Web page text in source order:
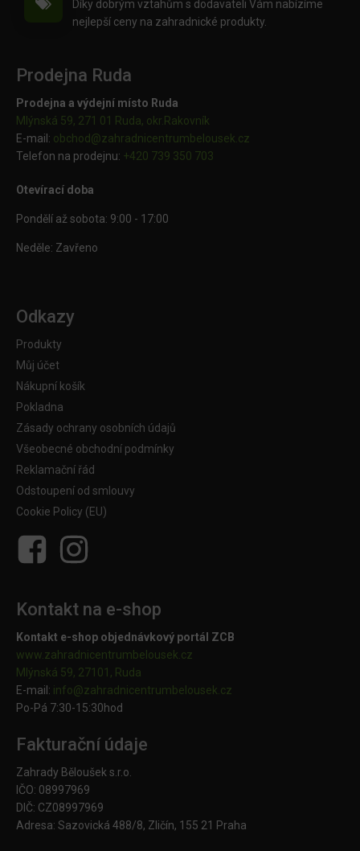
Díky dobrým vztahům s dodavateli Vám nabízíme
nejlepší ceny na zahradnické produkty.
Prodejna Ruda
Prodejna a výdejní místo Ruda
Mlýnská 59, 271 01 Ruda, okr.Rakovník
E-mail: obchod@zahradnicentrumbelousek.cz
Telefon na prodejnu: +420 739 350 703
Otevírací doba
Pondělí až sobota: 9:00 - 17:00
Neděle: Zavřeno
Odkazy
Produkty
Můj účet
Nákupní košík
Pokladna
Zásady ochrany osobních údajů
Všeobecné obchodní podmínky
Reklamační řád
Odstoupení od smlouvy
Cookie Policy (EU)
Kontakt na e-shop
Kontakt e-shop objednávkový portál ZCB
www.zahradnicentrumbelousek.cz
Mlýnská 59, 27101, Ruda
E-mail: info@zahradnicentrumbelousek.cz
Po-Pá 7:30-15:30hod
Fakturační údaje
Zahrady Běloušek s.r.o.
IČO: 08997969
DIČ: CZ08997969
Adresa: Sazovická 488/8, Zličín, 155 21 Praha